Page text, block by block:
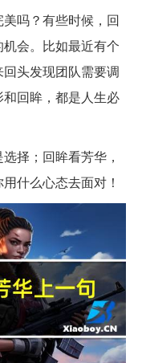
吗？有些时候，回
会。比如最近有个
头发现团队需要调
回眸，都是人生必
择；回眸看芳华，
什么心态去面对！